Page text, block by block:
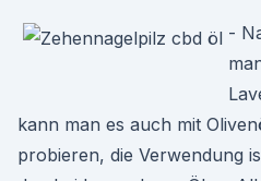
-
kann man es auch mit
probieren, die Verwendung